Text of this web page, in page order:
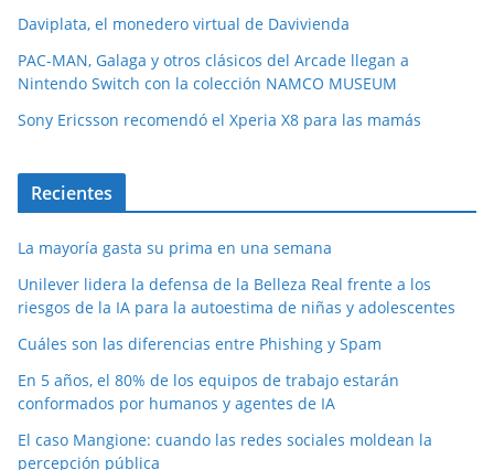
Daviplata, el monedero virtual de Davivienda
PAC-MAN, Galaga y otros clásicos del Arcade llegan a
Nintendo Switch con la colección NAMCO MUSEUM
Sony Ericsson recomendó el Xperia X8 para las mamás
Recientes
La mayoría gasta su prima en una semana
Unilever lidera la defensa de la Belleza Real frente a los
riesgos de la IA para la autoestima de niñas y adolescentes
Cuáles son las diferencias entre Phishing y Spam
En 5 años, el 80% de los equipos de trabajo estarán
conformados por humanos y agentes de IA
El caso Mangione: cuando las redes sociales moldean la
percepción pública